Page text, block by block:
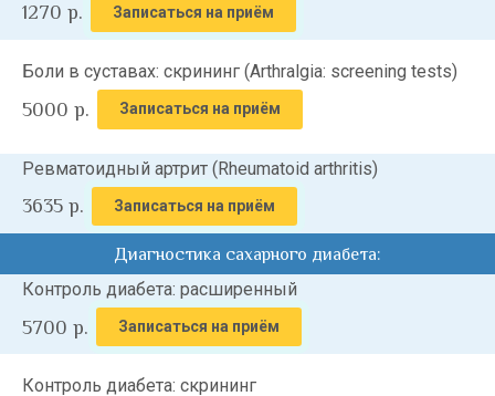
1270 р. Записаться на приём
Боли в суставах: скрининг (Arthralgia: screening tests)
5000 р. Записаться на приём
Ревматоидный артрит (Rheumatoid arthritis)
3635 р. Записаться на приём
Диагностика сахарного диабета:
Контроль диабета: расширенный
5700 р. Записаться на приём
Контроль диабета: скрининг